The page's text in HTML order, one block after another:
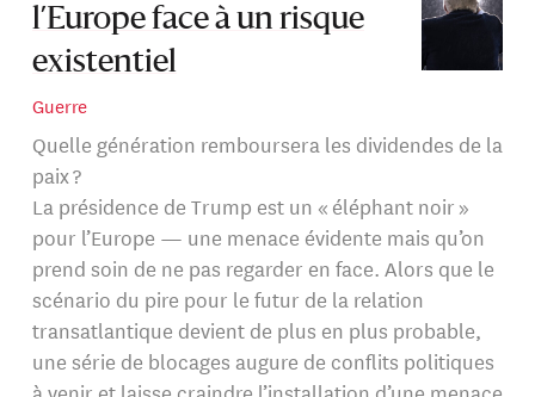
l’Europe face à un risque
existentiel
Guerre
Quelle génération remboursera les dividendes de la
paix ?
La présidence de Trump est un « éléphant noir »
pour l’Europe — une menace évidente mais qu’on
prend soin de ne pas regarder en face. Alors que le
scénario du pire pour le futur de la relation
transatlantique devient de plus en plus probable,
une série de blocages augure de conflits politiques